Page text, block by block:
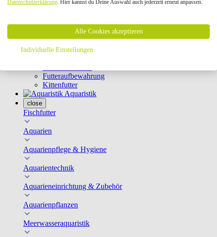
Geschirre & Leinen
Schutznetze
Kippfensterschutz
Katzenkameras
Futternäpfe
Futteraufbewahrung
Kittenfutter
Aquaristik
close
Fischfutter
Aquarien
Aquarienpflege & Hygiene
Aquarientechnik
Aquarieneinrichtung & Zubehör
Aquarienpflanzen
Meerwasseraquaristik
Datenschutzerklärung. Hier kannst du Deine Auswahl auch jederzeit erneut anpassen.
Alle Cookies akzeptieren
Individuelle Einstellungen